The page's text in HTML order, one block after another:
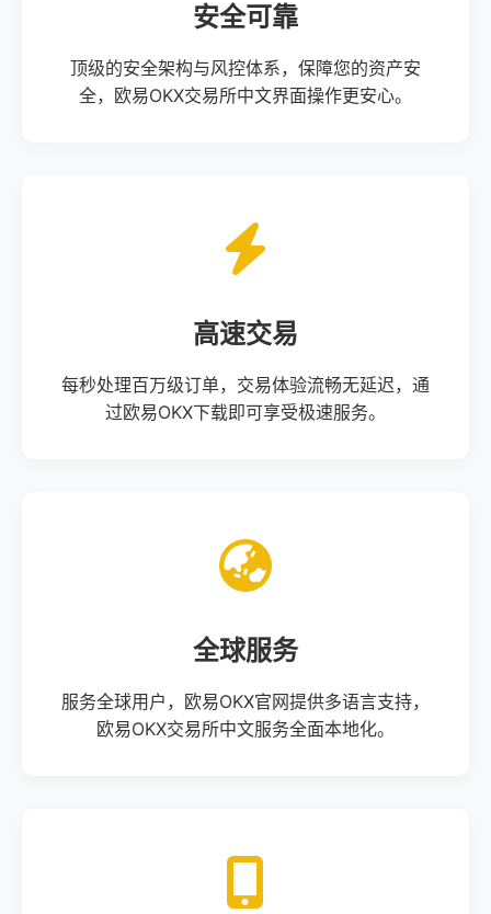
安全可靠
顶级的安全架构与风控体系，保障您的资产安
全，欧易OKX交易所中文界面操作更安心。
高速交易
每秒处理百万级订单，交易体验流畅无延迟，通
过欧易OKX下载即可享受极速服务。
全球服务
服务全球用户，欧易OKX官网提供多语言支持，
欧易OKX交易所中文服务全面本地化。